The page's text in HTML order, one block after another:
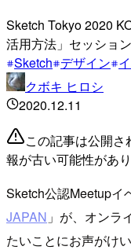
Sketch Tokyo 2020
活用方法」セッショ
Sketch デザイン
クボキ ヒロシ
2020.12.11
この記事は公開
報が古い可能性があ
Sketch公認Meetupイ
JAPAN 」が、オンラ
たいことにお声がけ